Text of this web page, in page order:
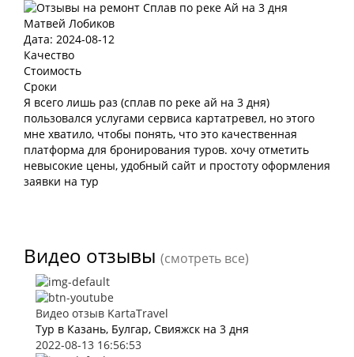
Матвей Лобиков
Дата: 2024-08-12
Качество
Стоимость
Сроки
Я всего лишь раз (сплав по реке ай на 3 дня)
пользовался услугами сервиса картатревел, но этого
мне хватило, чтобы понять, что это качественная
платформа для бронирования туров. хочу отметить
невысокие цены, удобный сайт и простоту оформления
заявки на тур
Видео отзывы (смотреть все)
Видео отзыв KartaTravel
Тур в Казань, Булгар, Свияжск на 3 дня
2022-08-13 16:56:53